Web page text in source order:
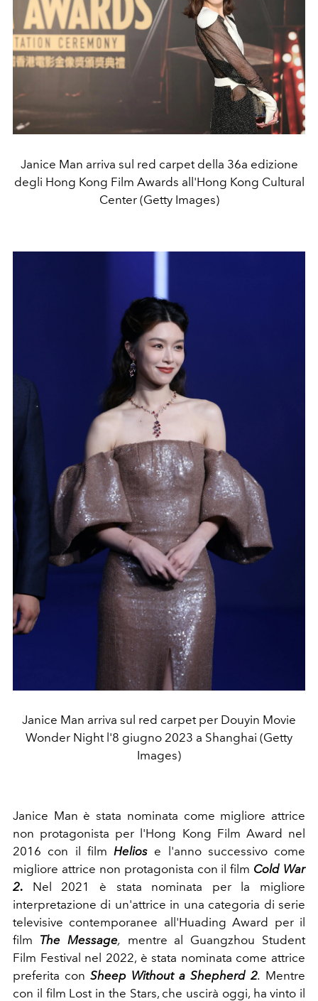
Janice Man arriva sul red carpet della 36a edizione
degli Hong Kong Film Awards all'Hong Kong Cultural
Center (Getty Images)
Janice Man arriva sul red carpet per Douyin Movie
Wonder Night l'8 giugno 2023 a Shanghai (Getty
Images)
Janice Man è stata nominata come migliore attrice
non protagonista per l'Hong Kong Film Award nel
2016 con il film Helios e l'anno successivo come
migliore attrice non protagonista con il film Cold War
2. Nel 2021 è stata nominata per la migliore
interpretazione di un'attrice in una categoria di serie
televisive contemporanee all'Huading Award per il
film The Message, mentre al Guangzhou Student
Film Festival nel 2022, è stata nominata come attrice
preferita con Sheep Without a Shepherd 2. Mentre
con il film Lost in the Stars, che uscirà oggi, ha vinto il